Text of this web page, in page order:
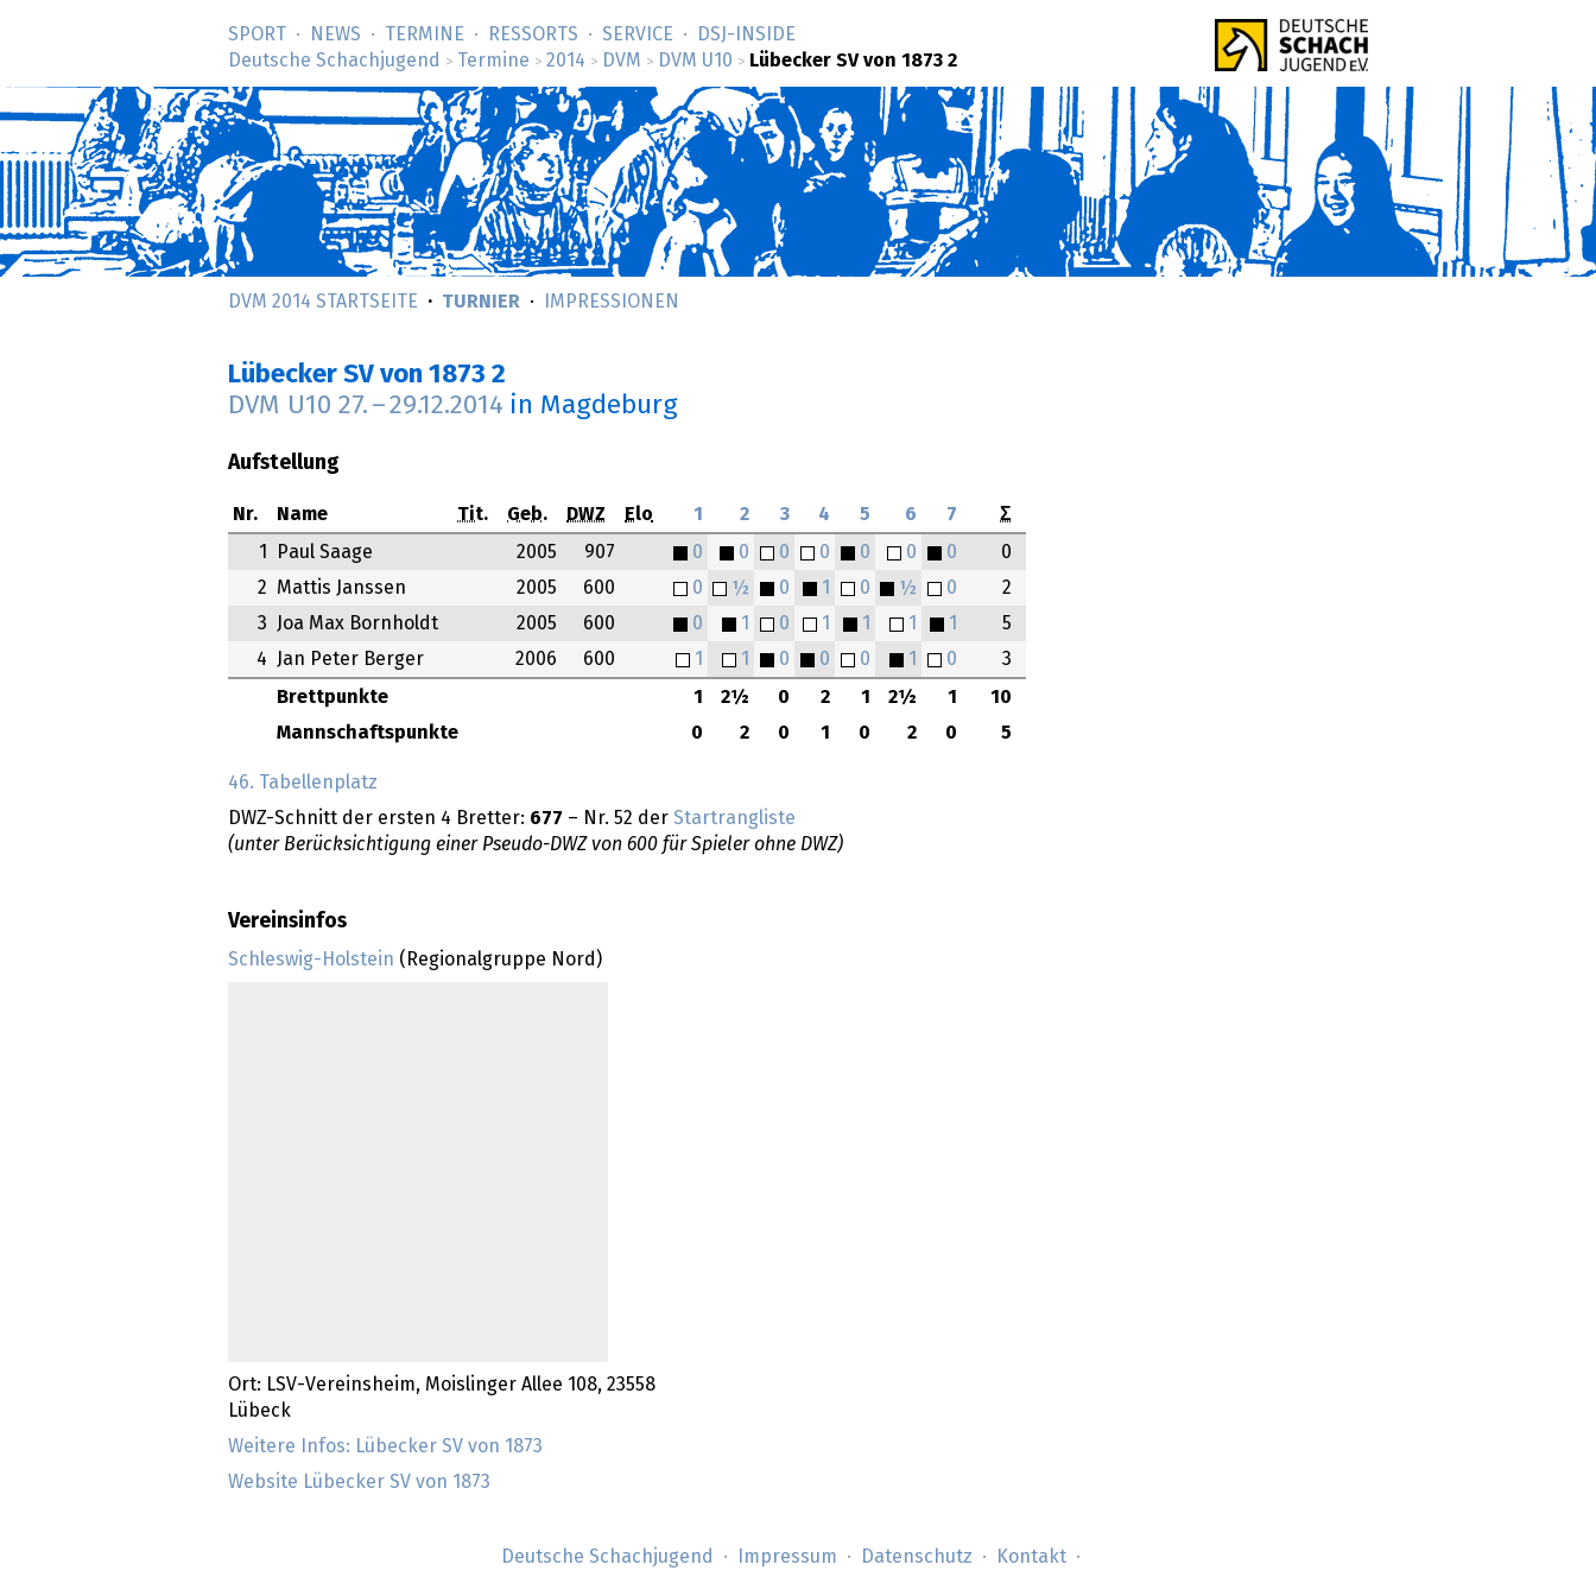
SPORT NEWS TERMINE RESSORTS SERVICE
DSJ-­INSIDE
Deutsche Schachjugend
> Termine > 2014 > DVM > DVM U10 > Lübecker SV von 1873 2
DVM 2014 STARTSEITE TURNIER IMPRESSIONEN
Lübecker SV von 1873 2
DVM U10 27. –29.12.2014 in Magdeburg
Aufstellung
Nr. Name Tit. Geb. DWZ Elo 1 2 3 4 5 6 7 Σ
Brettpunkte 1 2½ 0 2 1 2½ 1
10
Mannschaftspunkte
0 2 0 1 0 2 0 5
1 Paul Saage 2005 907 0 0 0 0 0 0 0
0
2
Mattis Janssen 2005 600 0 ½ 0 1 0 ½ 0
2
3
Joa Max Bornholdt 2005 600 0 1 0 1 1 1 1
5
4
Jan Peter Berger 2006 600 1 1 0 0 0 1 0 3
46. Tabellenplatz
DWZ-Schnitt der ersten 4 Bretter: 677 – Nr. 52 der Startrangliste
(unter Berücksichtigung einer Pseudo-DWZ von 600 für Spieler ohne DWZ)
Vereinsinfos
Schleswig-Holstein (Regionalgruppe Nord)
Ort: LSV-Vereinsheim, Moislinger Allee 108, 23558
Lübeck
Weitere Infos: Lübecker SV von 1873
Website Lübecker SV von 1873
Deutsche Schachjugend Impressum Datenschutz Kontakt